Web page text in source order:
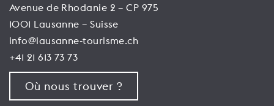
Avenue de Rhodanie 2 – CP 975
1001 Lausanne – Suisse
info@lausanne-tourisme.ch
+41 21 613 73 73
Où nous trouver ?